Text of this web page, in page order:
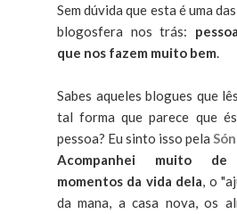
Sem dúvida que esta é uma
blogosfera nos trás:
que nos fazem muito bem.
Sabes aqueles blogues que
tal forma que parece que
pessoa? Eu sinto isso pela
Acompanhei muito
momentos da vida dela, o
da mana, a casa nova, os